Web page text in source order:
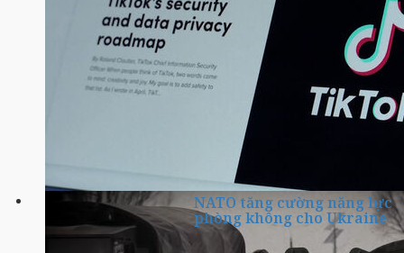
NATO tăng cường năng lực
phòng không cho Ukraine